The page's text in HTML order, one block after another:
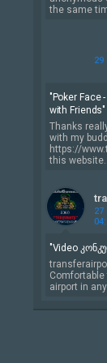
the same
"Poker Face
with Friends"
Thanks
with my
https://
this website...
29
"Video
airport in any
27